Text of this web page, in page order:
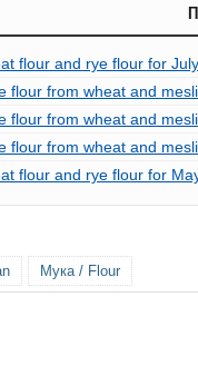
flour and rye flour for
flour from wheat and
flour from wheat and
flour from wheat and
flour and rye flour for
Мука / Flour